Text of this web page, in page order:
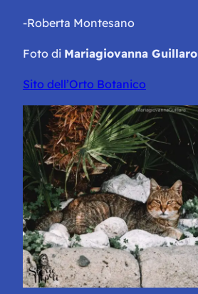
-Roberta Montesano
Foto di Mariagiovanna Guillaro
Sito dell’Orto Botanico